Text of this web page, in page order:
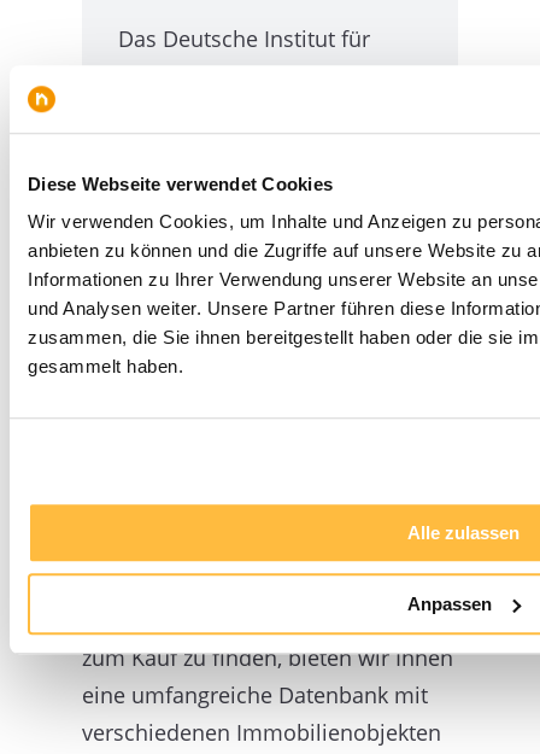
Diese Webseite verwendet Cookies
Wir verwenden Cookies, um Inhalte und Anzeigen zu
anbieten zu können und die Zugriffe auf unsere Website zu
Informationen zu Ihrer Verwendung unserer Website an
und Analysen weiter. Unsere Partner führen diese
zusammen, die Sie ihnen bereitgestellt haben oder die sie
gesammelt haben.
Alle zulassen
Anpassen
Das Deutsche Institut für
Immobilienverrentung im
Bereich Service getestet.
Hierbei gingDEGIV wieder
als klarer Sieger hervor!
Häufige Fragen kurz
Anlageimmobilien zum Kauf?
Um passende Anlageimmobilien
zum Kauf zu finden, bieten wir Ihnen
eine umfangreiche Datenbank mit
verschiedenen Immobilienobjekten